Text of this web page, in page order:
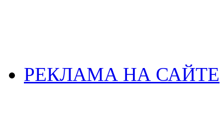
РЕКЛАМА НА САЙТЕ